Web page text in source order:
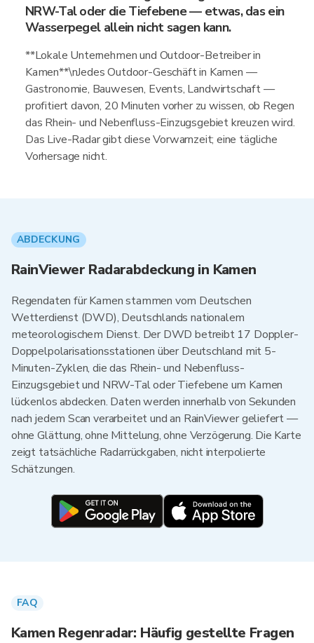
NRW-Tal oder die Tiefebene — etwas, das ein
Wasserpegel allein nicht sagen kann.
**Lokale Unternehmen und Outdoor-Betreiber in
Kamen**\nJedes Outdoor-Geschäft in Kamen —
Gastronomie, Bauwesen, Events, Landwirtschaft —
profitiert davon, 20 Minuten vorher zu wissen, ob Regen
das Rhein- und Nebenfluss-Einzugsgebiet kreuzen wird.
Das Live-Radar gibt diese Vorwarnzeit; eine tägliche
Vorhersage nicht.
ABDECKUNG
RainViewer Radarabdeckung in Kamen
Regendaten für Kamen stammen vom Deutschen
Wetterdienst (DWD), Deutschlands nationalem
meteorologischem Dienst. Der DWD betreibt 17 Doppler-
Doppelpolarisationsstationen über Deutschland mit 5-
Minuten-Zyklen, die das Rhein- und Nebenfluss-
Einzugsgebiet und NRW-Tal oder Tiefebene um Kamen
lückenlos abdecken. Daten werden innerhalb von Sekunden
nach jedem Scan verarbeitet und an RainViewer geliefert —
ohne Glättung, ohne Mittelung, ohne Verzögerung. Die Karte
zeigt tatsächliche Radarrückgaben, nicht interpolierte
Schätzungen.
FAQ
Kamen Regenradar: Häufig gestellte Fragen